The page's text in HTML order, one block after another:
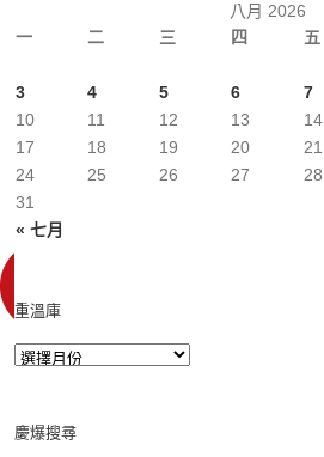
八月 2026
一
二 三 四 五
« 七月
3
4 5 6 7
10
11 12 13 14
17
18 19 20 21
24
25 26 27 28
31
重溫庫
慶爆搜尋